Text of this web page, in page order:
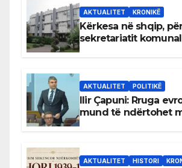
AKTUALITET KRONIKË
Kërkesa në shqip,
sekretariatit
AKTUALITET POLITIKË
Ilir Çapuni: Rruga
mund të ndërtohet
AKTUALITET HISTORI